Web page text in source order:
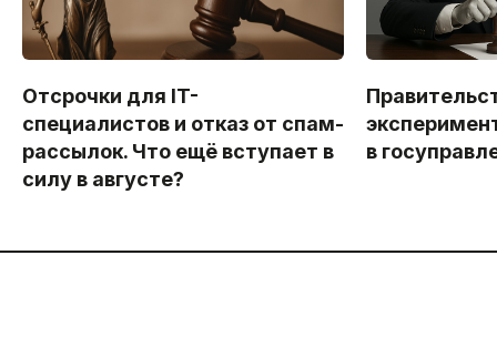
Отсрочки для IT-
специалистов и отказ от спам-
рассылок. Что ещё вступает в
силу в августе?
в